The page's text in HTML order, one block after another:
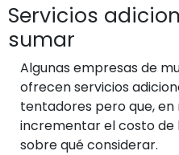
Servicios
sumar
Algunas empresas de
ofrecen servicios
tentadores pero que, en
incrementar el costo de
sobre qué considerar.